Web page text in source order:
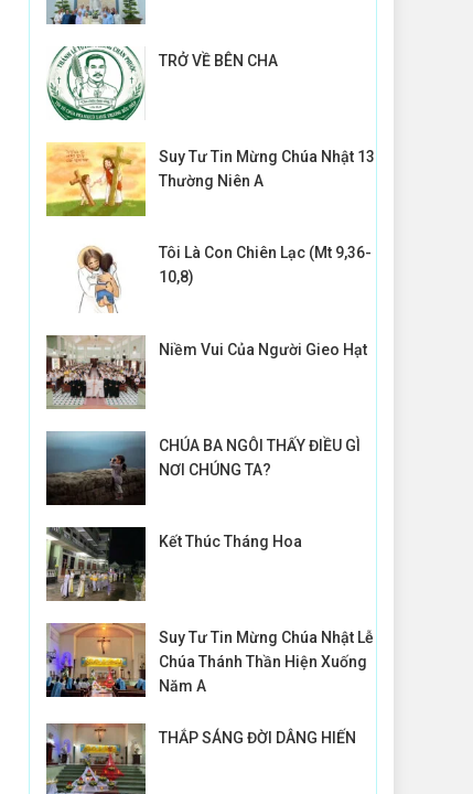
TRỞ VỀ BÊN CHA
Suy Tư Tin Mừng Chúa Nhật 13
Thường Niên A
Tôi Là Con Chiên Lạc (Mt 9,36-
10,8)
Niềm Vui Của Người Gieo Hạt
CHÚA BA NGÔI THẤY ĐIỀU GÌ
NƠI CHÚNG TA?
Kết Thúc Tháng Hoa
Suy Tư Tin Mừng Chúa Nhật Lễ
Chúa Thánh Thần Hiện Xuống
Năm A
THẮP SÁNG ĐỜI DÂNG HIẾN